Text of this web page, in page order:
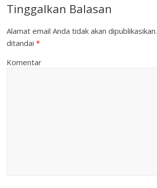
Tinggalkan Balasan
Alamat email Anda tidak akan dipublikasikan.
ditandai*
Komentar